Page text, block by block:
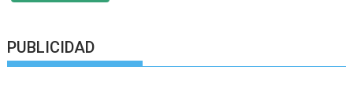
PUBLICIDAD